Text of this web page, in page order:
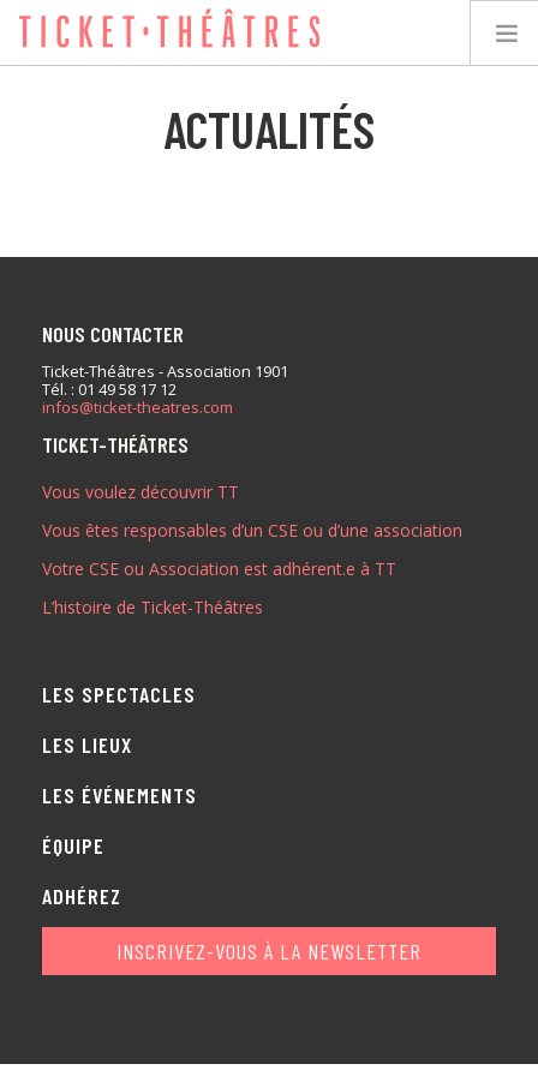
ACCESSIBILITÉ
ÉQUIPE
ADHÉREZ
ACTUALITÉS
NOUS CONTACTER
Ticket-Théâtres - Association 1901
Tél. : 01 49 58 17 12
infos@ticket-theatres.com
TICKET-THÉÂTRES
Vous voulez découvrir TT
Vous êtes responsables d’un CSE ou d’une association
Votre CSE ou Association est adhérent.e à TT
L’histoire de Ticket-Théâtres
LES SPECTACLES
LES LIEUX
LES ÉVÉNEMENTS
ÉQUIPE
ADHÉREZ
INSCRIVEZ-VOUS À LA NEWSLETTER